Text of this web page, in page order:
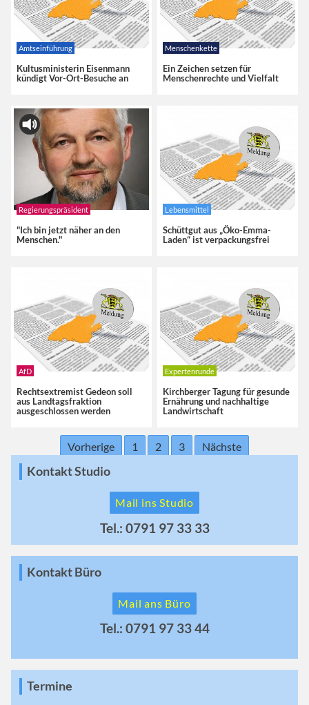
Amtseinführung
Kultusministerin Eisenmann
kündigt Vor-Ort-Besuche an
Menschenkette
Ein Zeichen setzen für
Menschenrechte und Vielfalt
Regierungspräsident
"Ich bin jetzt näher an den
Menschen."
Lebensmittel
Schüttgut aus „Öko-Emma-
Laden“ ist verpackungsfrei
AfD
Rechtsextremist Gedeon soll
aus Landtagsfraktion
ausgeschlossen werden
Expertenrunde
Kirchberger Tagung für gesunde
Ernährung und nachhaltige
Landwirtschaft
Vorherige 1 2 3 Nächste
Kontakt Studio
Mail ins Studio
Tel.: 0791 97 33 33
Kontakt Büro
Mail ans Büro
Tel.: 0791 97 33 44
Termine